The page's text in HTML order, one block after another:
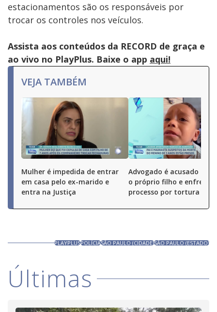
estacionamentos são os responsáveis por
trocar os controles nos veículos.
Assista aos conteúdos da RECORD de graça e
ao vivo no PlayPlus. Baixe o app aqui!
VEJA TAMBÉM
Mulher é impedida de entrar
em casa pelo ex-marido e
entra na Justiça
Advogado é acusado de
o próprio filho e enfrenta
processo por tortura
PLAYPLUSPOLÍCIASÃO PAULO (CIDADE)SÃO PAULO (ESTADO)
Últimas